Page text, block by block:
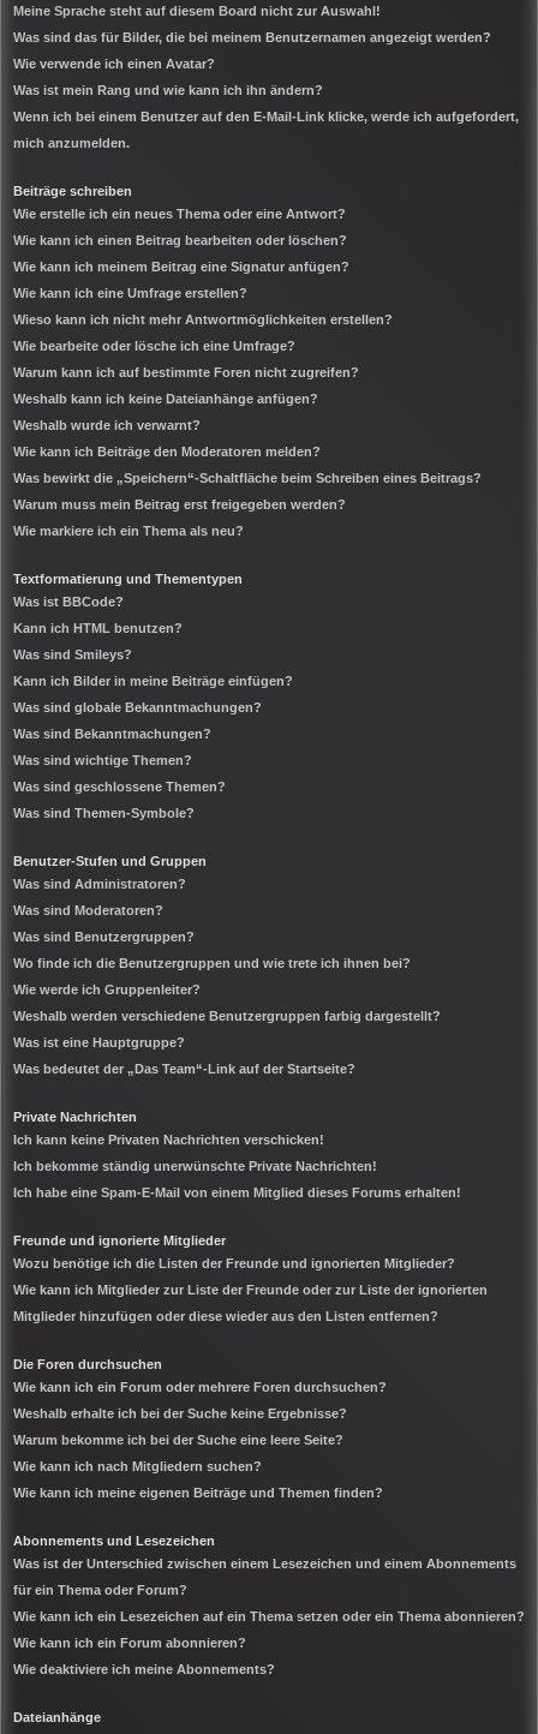
Meine Sprache steht auf diesem Board nicht zur Auswahl!
Was sind das für Bilder, die bei meinem Benutzernamen angezeigt werden?
Wie verwende ich einen Avatar?
Was ist mein Rang und wie kann ich ihn ändern?
Wenn ich bei einem Benutzer auf den E-Mail-Link klicke, werde ich aufgefordert,
mich anzumelden.
Beiträge schreiben
Wie erstelle ich ein neues Thema oder eine Antwort?
Wie kann ich einen Beitrag bearbeiten oder löschen?
Wie kann ich meinem Beitrag eine Signatur anfügen?
Wie kann ich eine Umfrage erstellen?
Wieso kann ich nicht mehr Antwortmöglichkeiten erstellen?
Wie bearbeite oder lösche ich eine Umfrage?
Warum kann ich auf bestimmte Foren nicht zugreifen?
Weshalb kann ich keine Dateianhänge anfügen?
Weshalb wurde ich verwarnt?
Wie kann ich Beiträge den Moderatoren melden?
Was bewirkt die „Speichern“-Schaltfläche beim Schreiben eines Beitrags?
Warum muss mein Beitrag erst freigegeben werden?
Wie markiere ich ein Thema als neu?
Textformatierung und Thementypen
Was ist BBCode?
Kann ich HTML benutzen?
Was sind Smileys?
Kann ich Bilder in meine Beiträge einfügen?
Was sind globale Bekanntmachungen?
Was sind Bekanntmachungen?
Was sind wichtige Themen?
Was sind geschlossene Themen?
Was sind Themen-Symbole?
Benutzer-Stufen und Gruppen
Was sind Administratoren?
Was sind Moderatoren?
Was sind Benutzergruppen?
Wo finde ich die Benutzergruppen und wie trete ich ihnen bei?
Wie werde ich Gruppenleiter?
Weshalb werden verschiedene Benutzergruppen farbig dargestellt?
Was ist eine Hauptgruppe?
Was bedeutet der „Das Team“-Link auf der Startseite?
Private Nachrichten
Ich kann keine Privaten Nachrichten verschicken!
Ich bekomme ständig unerwünschte Private Nachrichten!
Ich habe eine Spam-E-Mail von einem Mitglied dieses Forums erhalten!
Freunde und ignorierte Mitglieder
Wozu benötige ich die Listen der Freunde und ignorierten Mitglieder?
Wie kann ich Mitglieder zur Liste der Freunde oder zur Liste der ignorierten
Mitglieder hinzufügen oder diese wieder aus den Listen entfernen?
Die Foren durchsuchen
Wie kann ich ein Forum oder mehrere Foren durchsuchen?
Weshalb erhalte ich bei der Suche keine Ergebnisse?
Warum bekomme ich bei der Suche eine leere Seite?
Wie kann ich nach Mitgliedern suchen?
Wie kann ich meine eigenen Beiträge und Themen finden?
Abonnements und Lesezeichen
Was ist der Unterschied zwischen einem Lesezeichen und einem Abonnements
für ein Thema oder Forum?
Wie kann ich ein Lesezeichen auf ein Thema setzen oder ein Thema abonnieren?
Wie kann ich ein Forum abonnieren?
Wie deaktiviere ich meine Abonnements?
Dateianhänge